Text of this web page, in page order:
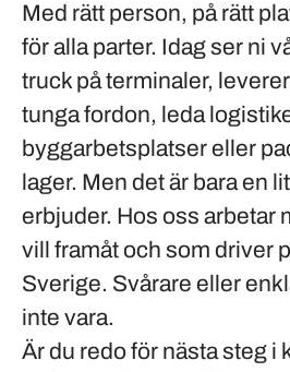
Med rätt person, på rätt
för alla parter. Idag ser ni
truck på terminaler,
tunga fordon, leda
byggarbetsplatser eller
lager. Men det är bara en
erbjuder. Hos oss arbetar
vill framåt och som driver
Sverige. Svårare eller
inte vara.
Är du redo för nästa steg i